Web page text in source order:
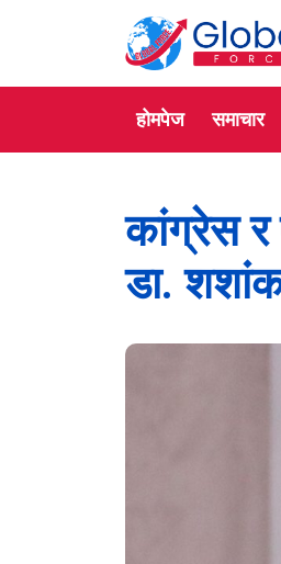
होमपेज समाचार
कांग्रेस
डा.